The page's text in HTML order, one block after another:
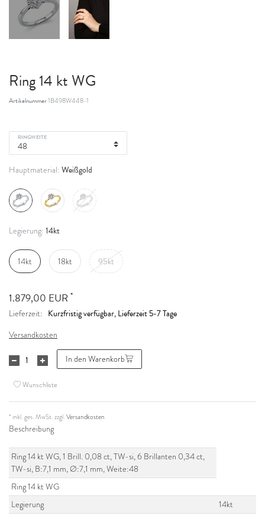
Ring 14 kt WG
Artikelnummer1B498W448-1
RINGWEITE
Hauptmaterial: Weißgold
Legierung: 14kt
14kt 18kt 95kt
1.879,00 EUR *
Lieferzeit: Kurzfristig verfügbar, Lieferzeit 5-7 Tage
Versandkosten
In den Warenkorb
Wunschliste
* inkl. ges. MwSt. zzgl.Versandkosten
Beschreibung
Ring 14 kt WG, 1 Brill. 0,08 ct, TW-si, 6 Brillanten 0,34 ct,
TW-si, B:7,1 mm, Ø:7,1 mm, Weite:48
Ring 14 kt WG
Legierung
14kt